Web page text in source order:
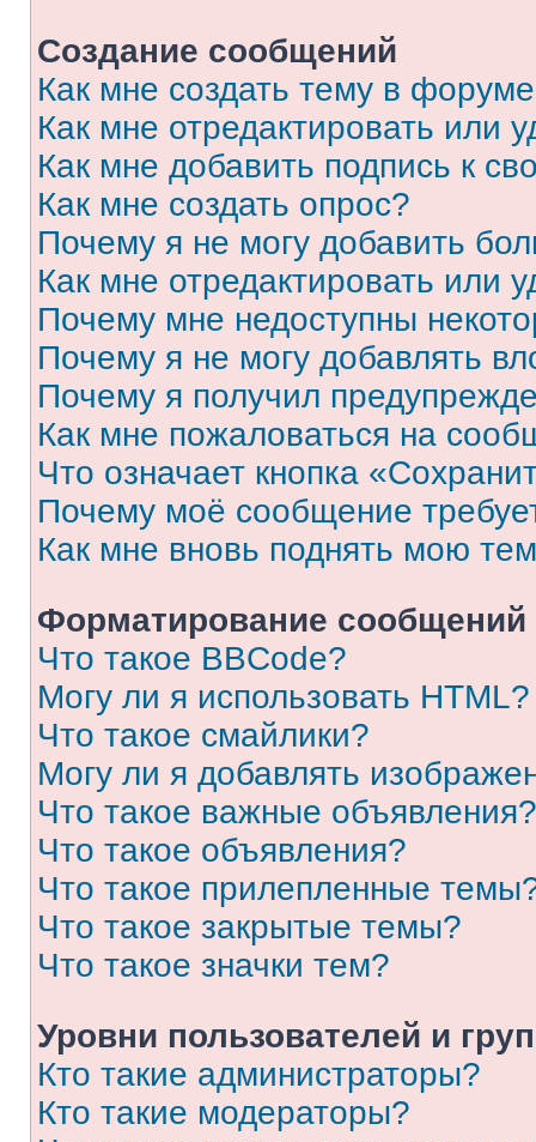
Создание сообщений
Как мне создать тему в
Как мне отредактировать или
Как мне добавить подпись к
Как мне создать опрос?
Почему я не могу добавить
Как мне отредактировать или
Почему мне недоступны
Почему я не могу добавлять
Почему я получил
Как мне пожаловаться на
Что означает кнопка
Почему моё сообщение
Как мне вновь поднять мою
Форматирование
Что такое BBCode?
Могу ли я использовать HTML?
Что такое смайлики?
Могу ли я добавлять
Что такое важные объявления?
Что такое объявления?
Что такое прилепленные
Что такое закрытые темы?
Что такое значки тем?
Уровни пользователей и
Кто такие администраторы?
Кто такие модераторы?